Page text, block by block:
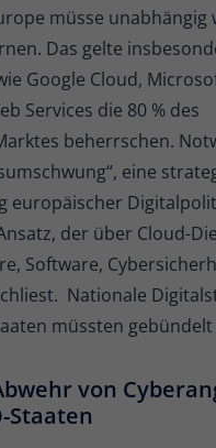
müsse unabhängig
Das gelte
Google Cloud,
Services die 80 % des
beherrschen.
eine
europäischer
der über Cloud-
Software,
Nationale
müssten
von
Staaten